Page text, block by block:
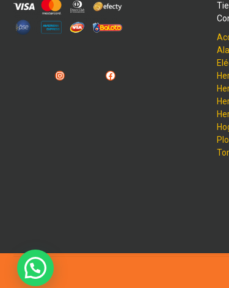
Instagram Facebook